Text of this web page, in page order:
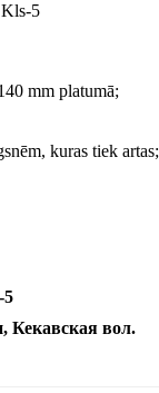
5
mm platumā;
kuras tiek artas;
5
Кекавская вол.